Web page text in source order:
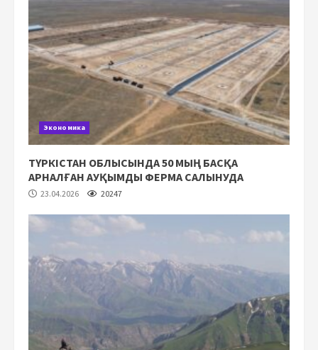
Экономика
ТҮРКІСТАН ОБЛЫСЫНДА 50 МЫҢ БАСҚА
АРНАЛҒАН АУҚЫМДЫ ФЕРМА САЛЫНУДА
23.04.2026 20247